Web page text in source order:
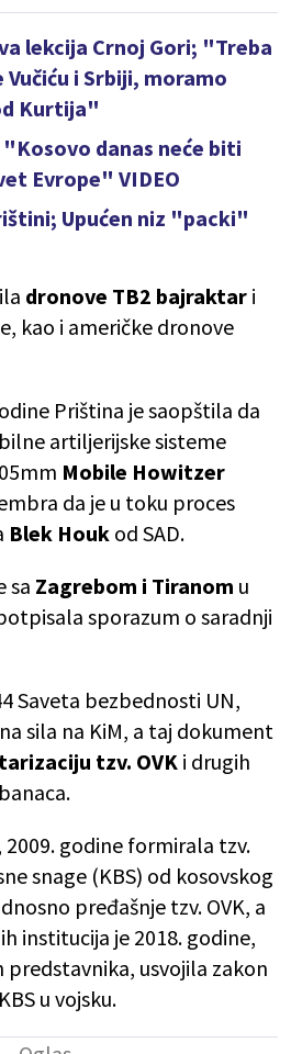
lekcija Crnoj Gori; "Treba
i Srbiji, moramo
Kurtija"
danas neće biti
Evrope" VIDEO
Upućen niz "packi"
dronove TB2 bajraktar i
kao i američke dronove
Priština je saopštila da
artiljerijske sisteme
Mobile Howitzer
da je u toku proces
Blek Houk od SAD.
sa Zagrebom i Tiranom u
sporazum o saradnji
Saveta bezbednosti UN,
sila na KiM, a taj dokument
tzv. OVKi drugih
godine formirala tzv.
snage (KBS) od kosovskog
pređašnje tzv. OVK, a
institucija je 2018. godine,
predstavnika, usvojila zakon
u vojsku.